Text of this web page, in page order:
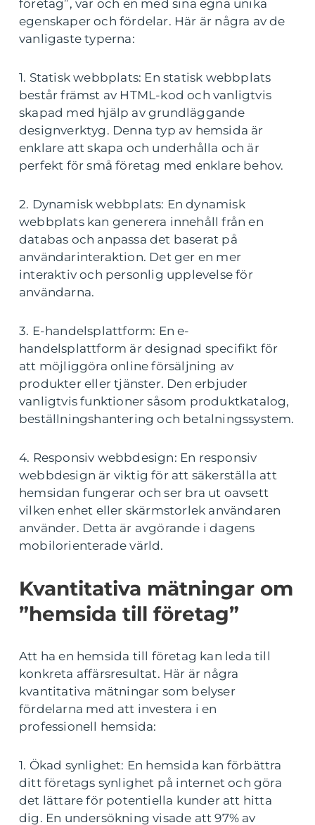
företag”, var och en med sina egna unika
egenskaper och fördelar. Här är några av de
vanligaste typerna:
1. Statisk webbplats: En statisk webbplats
består främst av HTML-kod och vanligtvis
skapad med hjälp av grundläggande
designverktyg. Denna typ av hemsida är
enklare att skapa och underhålla och är
perfekt för små företag med enklare behov.
2. Dynamisk webbplats: En dynamisk
webbplats kan generera innehåll från en
databas och anpassa det baserat på
användarinteraktion. Det ger en mer
interaktiv och personlig upplevelse för
användarna.
3. E-handelsplattform: En e-
handelsplattform är designad specifikt för
att möjliggöra online försäljning av
produkter eller tjänster. Den erbjuder
vanligtvis funktioner såsom produktkatalog,
beställningshantering och betalningssystem.
4. Responsiv webbdesign: En responsiv
webbdesign är viktig för att säkerställa att
hemsidan fungerar och ser bra ut oavsett
vilken enhet eller skärmstorlek användaren
använder. Detta är avgörande i dagens
mobilorienterade värld.
Kvantitativa mätningar om
”hemsida till företag”
Att ha en hemsida till företag kan leda till
konkreta affärsresultat. Här är några
kvantitativa mätningar som belyser
fördelarna med att investera i en
professionell hemsida:
1. Ökad synlighet: En hemsida kan förbättra
ditt företags synlighet på internet och göra
det lättare för potentiella kunder att hitta
dig. En undersökning visade att 97% av